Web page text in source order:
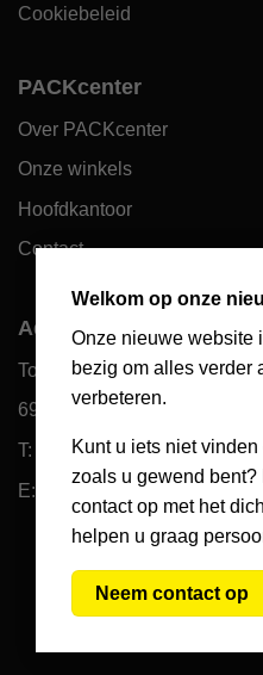
Welkom op onze
Onze nieuwe website
bezig om alles verder
verbeteren.
Kunt u iets niet
zoals u gewend bent?
contact op met het
helpen u graag
Neem contact op
Cookiebeleid
PACKcenter
Over PACKcenter
Onze winkels
Hoofdkantoor
Contact
Adres hoofdkantoor
Toekomst 10
6921 PW Duiven
T: 085 066 61 39
E: